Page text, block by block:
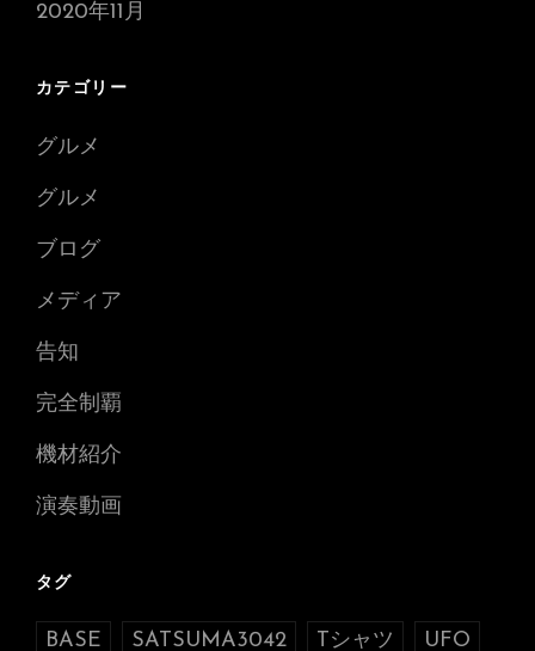
2020年11月
カテゴリー
グルメ
グルメ
ブログ
メディア
告知
完全制覇
機材紹介
演奏動画
タグ
BASE SATSUMA3042 Tシャツ UFO